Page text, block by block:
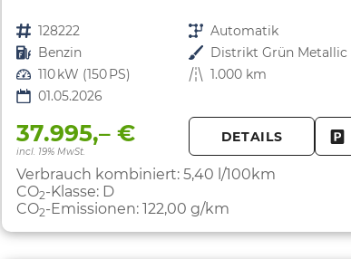
Fahrzeugnr. 128222 Getriebe Automatik
Kraftstoff Benzin Außenfarbe Distrikt Grün Metallic
Leistung 110 kW (150 PS) Kilometerstand 1.000 km
01.05.2026
37.995,– €
incl. 19% MwSt.
DETAILS
Verbrauch kombiniert: 5,40 l/100km
CO2-Klasse: D
CO2-Emissionen: 122,00 g/km